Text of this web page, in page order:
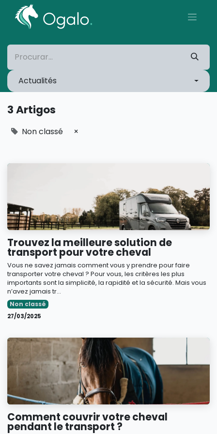
Actualités
3 Artigos
Non classé ×
Trouvez la meilleure solution de
transport pour votre cheval
Vous ne savez jamais comment vous y prendre pour faire
transporter votre cheval ? Pour vous, les critères les plus
importants sont la simplicité, la rapidité et la sécurité. Mais vous
n’avez jamais tr...
Non classé
27/03/2025
Comment couvrir votre cheval
pendant le transport ?